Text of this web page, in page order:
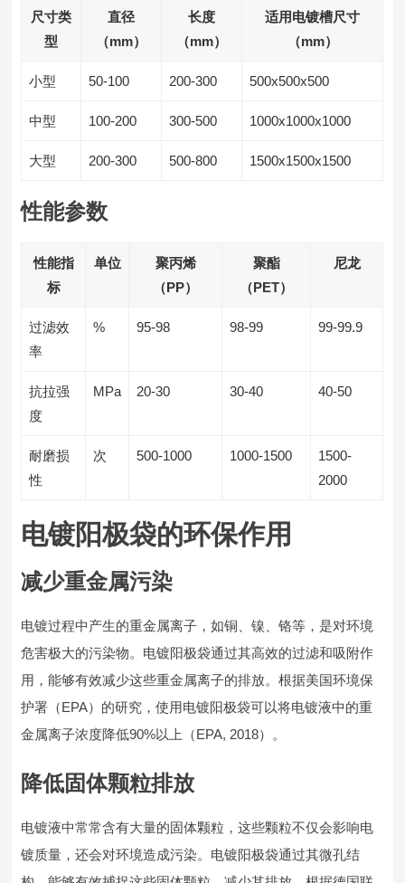
尺寸类
型
直径
（mm）
长度
（mm）
适用电镀槽尺寸
（mm）
小型 50-100 200-300 500x500x500
中型 100-200 300-500 1000x1000x1000
大型 200-300 500-800 1500x1500x1500
性能参数
性能指
标
单位
聚丙烯
（PP）
聚酯
（PET）
尼龙
过滤效
率
% 95-98 98-99 99-99.9
抗拉强
度
MPa 20-30 30-40 40-50
耐磨损
性
次 500-1000 1000-1500
1500-
2000
电镀阳极袋的环保作用
减少重金属污染
电镀过程中产生的重金属离子，如铜、镍、铬等，是对环境
危害极大的污染物。电镀阳极袋通过其高效的过滤和吸附作
用，能够有效减少这些重金属离子的排放。根据美国环境保
护署（EPA）的研究，使用电镀阳极袋可以将电镀液中的重
金属离子浓度降低90%以上（EPA, 2018）。
降低固体颗粒排放
电镀液中常常含有大量的固体颗粒，这些颗粒不仅会影响电
镀质量，还会对环境造成污染。电镀阳极袋通过其微孔结